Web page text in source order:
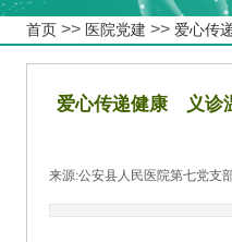
首页 >> 医院党建 >> 爱心传
爱心传递健康 义诊
来源:公安县人民医院第七党支